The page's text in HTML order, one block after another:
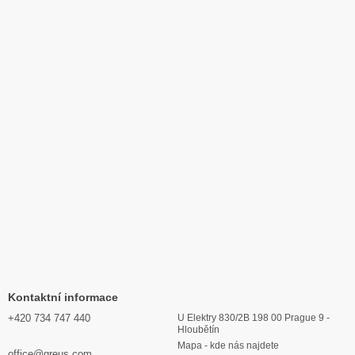
Kontaktní informace
+420 734 747 440
U Elektry 830/2B 198 00 Prague 9 -
Hloubětín
Mapa - kde nás najdete